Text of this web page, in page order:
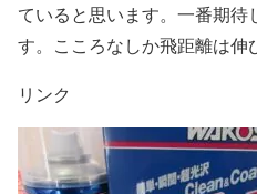
ていると思います。一番期
す。こころなしか飛距離は伸
リンク